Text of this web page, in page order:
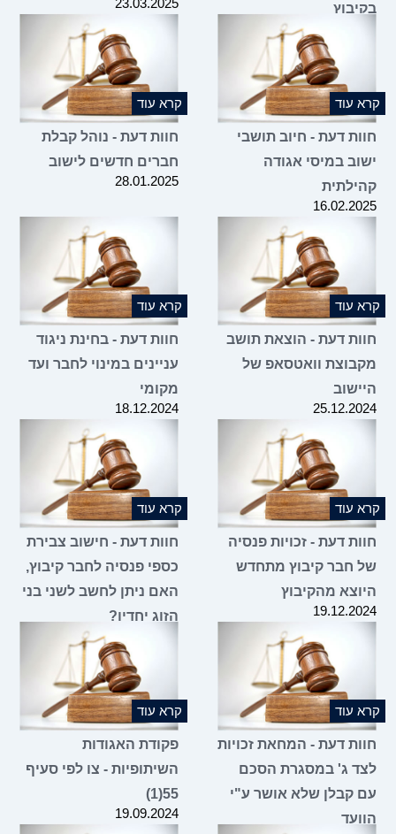
בקיבוץ
23.03.2025
קרא עוד
חוות דעת - חיוב תושבי
ישוב במיסי אגודה
קהילתית
16.02.2025
קרא עוד
חוות דעת - נוהל קבלת
חברים חדשים לישוב
28.01.2025
קרא עוד
חוות דעת - הוצאת תושב
מקבוצת וואטסאפ של
היישוב
25.12.2024
קרא עוד
חוות דעת - בחינת ניגוד
עניינים במינוי לחבר ועד
מקומי
18.12.2024
קרא עוד
חוות דעת - זכויות פנסיה
של חבר קיבוץ מתחדש
היוצא מהקיבוץ
19.12.2024
קרא עוד
חוות דעת - חישוב צבירת
כספי פנסיה לחבר קיבוץ,
האם ניתן לחשב לשני בני
הזוג יחדיו?
קרא עוד
חוות דעת - המחאת זכויות
לצד ג' במסגרת הסכם
עם קבלן שלא אושר ע"י
הוועד
קרא עוד
פקודת האגודות
השיתופיות - צו לפי סעיף
55(1)
19.09.2024